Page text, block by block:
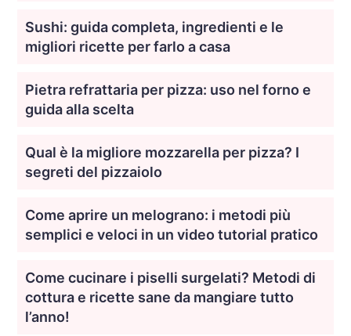
Sushi: guida completa, ingredienti e le
migliori ricette per farlo a casa
Pietra refrattaria per pizza: uso nel forno e
guida alla scelta
Qual è la migliore mozzarella per pizza? I
segreti del pizzaiolo
Come aprire un melograno: i metodi più
semplici e veloci in un video tutorial pratico
Come cucinare i piselli surgelati? Metodi di
cottura e ricette sane da mangiare tutto
l’anno!